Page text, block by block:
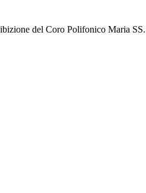
del Coro Polifonico Maria